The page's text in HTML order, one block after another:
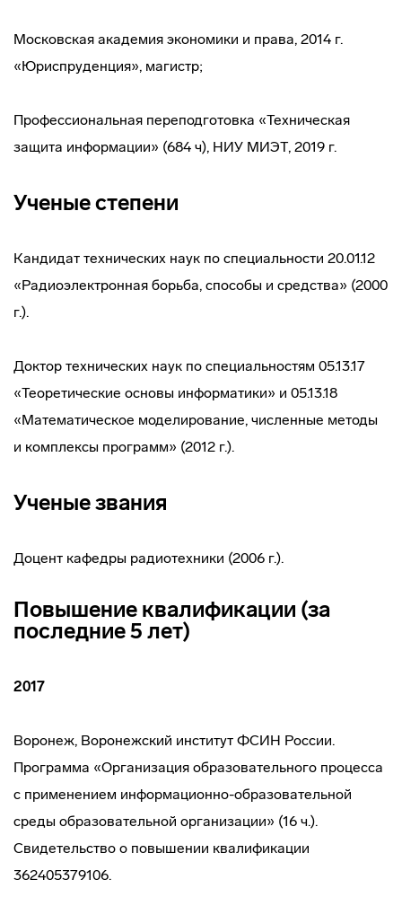
Московская академия экономики и права, 2014 г.
«Юриспруденция», магистр;
Профессиональная переподготовка «Техническая
защита информации» (684 ч), НИУ МИЭТ, 2019 г.
Ученые степени
Кандидат технических наук по специальности 20.01.12
«Радиоэлектронная борьба, способы и средства» (2000
г.).
Доктор технических наук по специальностям 05.13.17
«Теоретические основы информатики» и 05.13.18
«Математическое моделирование, численные методы
и комплексы программ» (2012 г.).
Ученые звания
Доцент кафедры радиотехники (2006 г.).
Повышение квалификации (за
последние 5 лет)
2017
Воронеж, Воронежский институт ФСИН России.
Программа «Организация образовательного процесса
с применением информационно-образовательной
среды образовательной организации» (16 ч.).
Свидетельство о повышении квалификации
362405379106.